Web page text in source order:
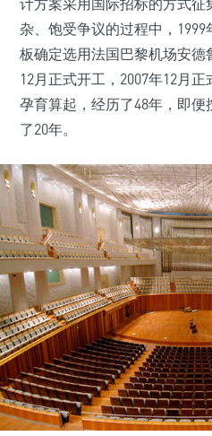
杂、饱受争议的过程中，
板确定选用法国巴黎机场安德
12月正式开工，2007年12月
孕育算起，经历了48年，即便
了20年。